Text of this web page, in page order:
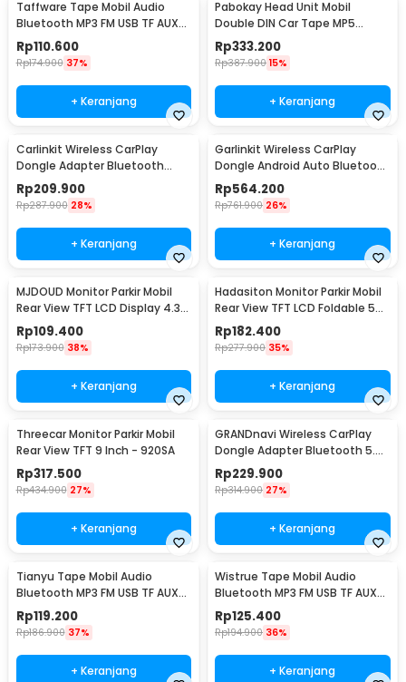
Taffware Tape Mobil Audio
Bluetooth MP3 FM USB TF AUX
12V 60W - JSD-520
Rp110.600
Rp174.900 37%
+ Keranjang
Pabokay Head Unit Mobil
Double DIN Car Tape MP5
Player Plug ISO 7 Inch - 7018B
Rp333.200
Rp387.900 15%
+ Keranjang
Carlinkit Wireless CarPlay
Dongle Adapter Bluetooth
Head Unit - CPC200-U2W Mini
Rp209.900
Rp287.900 28%
+ Keranjang
Garlinkit Wireless CarPlay
Dongle Android Auto Bluetooth
Mic Version - CPC200-CCPA
Rp564.200
Rp761.900 26%
+ Keranjang
MJDOUD Monitor Parkir Mobil
Rear View TFT LCD Display 4.3
Inch - 433
Rp109.400
Rp173.900 38%
+ Keranjang
Hadasiton Monitor Parkir Mobil
Rear View TFT LCD Foldable 5
Inch - HT5
Rp182.400
Rp277.900 35%
+ Keranjang
Threecar Monitor Parkir Mobil
Rear View TFT 9 Inch - 920SA
Rp317.500
Rp434.900 27%
+ Keranjang
GRANDnavi Wireless CarPlay
Dongle Adapter Bluetooth 5.0
iPhone Only - CP-101
Rp229.900
Rp314.900 27%
+ Keranjang
Tianyu Tape Mobil Audio
Bluetooth MP3 FM USB TF AUX
Wireless 12V 60W - 618
Rp119.200
Rp186.900 37%
+ Keranjang
Wistrue Tape Mobil Audio
Bluetooth MP3 FM USB TF AUX
60W - 2219
Rp125.400
Rp194.900 36%
+ Keranjang